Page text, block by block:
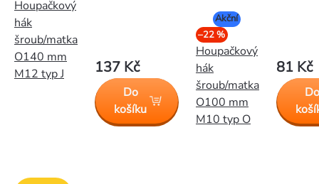
Houpačkový
hák
šroub/matka
O140 mm
M12 typ J
137 Kč
Do
košíku
Akční
–22 %
Houpačkový
hák
šroub/matka
O100 mm
M10 typ O
81 Kč
Do